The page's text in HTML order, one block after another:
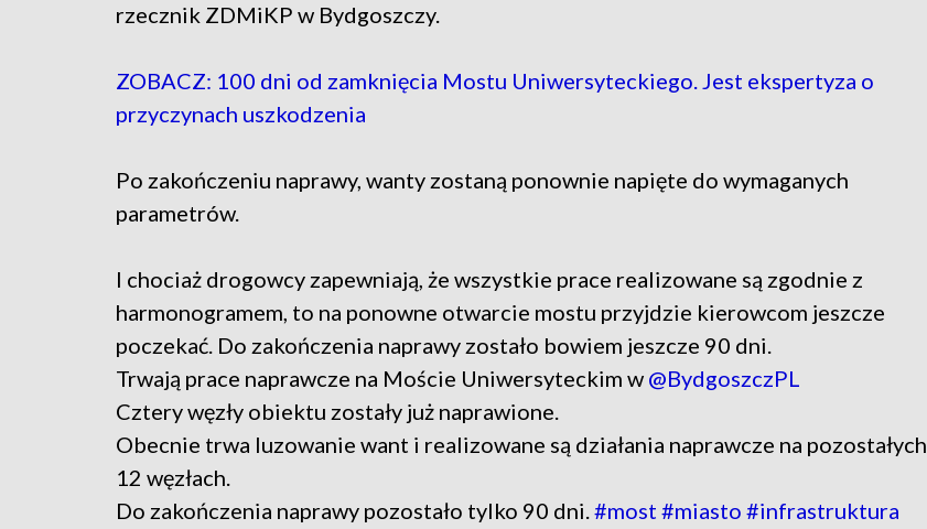
rzecznik ZDMiKP w Bydgoszczy.
ZOBACZ: 100 dni od zamknięcia Mostu Uniwersyteckiego. Jest ekspertyza o
przyczynach uszkodzenia
Po zakończeniu naprawy, wanty zostaną ponownie napięte do wymaganych
parametrów.
I chociaż drogowcy zapewniają, że wszystkie prace realizowane są zgodnie z
harmonogramem, to na ponowne otwarcie mostu przyjdzie kierowcom jeszcze
poczekać. Do zakończenia naprawy zostało bowiem jeszcze 90 dni.
Trwają prace naprawcze na Moście Uniwersyteckim w @BydgoszczPL
Cztery węzły obiektu zostały już naprawione.
Obecnie trwa luzowanie want i realizowane są działania naprawcze na pozostałych
12 węzłach.
Do zakończenia naprawy pozostało tylko 90 dni.#most #miasto #infrastruktura